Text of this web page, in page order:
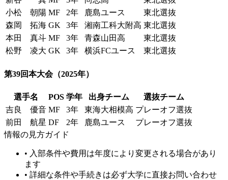
小松 朝陽 MF 2年 鹿島ユース
東北選抜
森岡 拓海 GK 3年 湘南工科大附高 東北選抜
本田 真斗 MF 3年 青森山田高
東北選抜
松野 凌大 GK 3年 横浜FCユース 東北選抜
第39回本大会（2025年）
選手名 POS 学年 出身チーム
選抜チーム
吉良 優音 MF 3年 東海大相模高 プレーオフ選抜
前田 航星 DF 2年 鹿島ユース
プレーオフ選抜
情報の見方ガイド
• 入部条件や費用は年度により変更される場合があり
ます
• 詳細な条件や手続きは必ず大学に直接お問い合わせ